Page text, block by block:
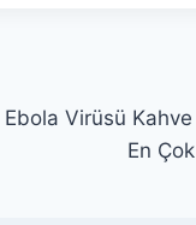
Ebola Virüsü
En